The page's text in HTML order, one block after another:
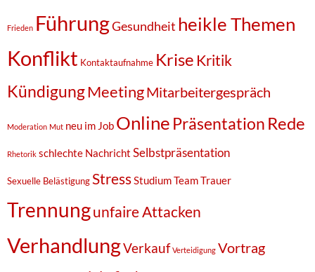
Frieden FührungGesundheit heikle Themen
Konflikt Kontaktaufnahme Krise Kritik
KündigungMeetingMitarbeitergespräch
Moderation Mut neu im Job Online Präsentation Rede
Rhetorik schlechte Nachricht Selbstpräsentation
Sexuelle Belästigung StressStudiumTeamTrauer
Trennungunfaire Attacken
VerhandlungVerkauf Verteidigung Vortrag